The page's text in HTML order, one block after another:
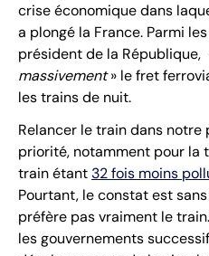
crise économique dans
a plongé la France. Parmi
président de la République,
massivement» le fret
les trains de nuit.
Relancer le train dans
priorité, notamment pour la
train étant 32 fois moins
Pourtant, le constat est
préfère pas vraiment le
les gouvernements